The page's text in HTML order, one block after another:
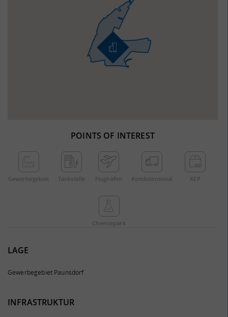
POINTS OF INTEREST
Gewerbe­gebiet Tankstelle Flughafen Kombi­terminal KEP
Chemie­park
LAGE
Gewerbegebiet Paunsdorf
INFRASTRUKTUR